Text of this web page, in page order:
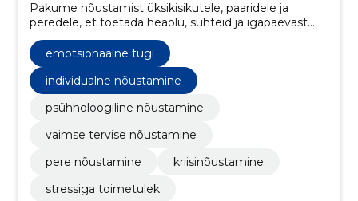
Pakume nõustamist üksikisikutele, paaridele ja
peredele, et toetada heaolu, suhteid ja igapäevast
toimetulekut. Aitame leida praktilisi lahendusi
keerulistes olukordades ja tugevdada sisemist
tasakaalu.
emotsionaalne tugi
individualne nõustamine
psühholoogiline nõustamine
vaimse tervise nõustamine
pere nõustamine
kriisinõustamine
stressiga toimetulek